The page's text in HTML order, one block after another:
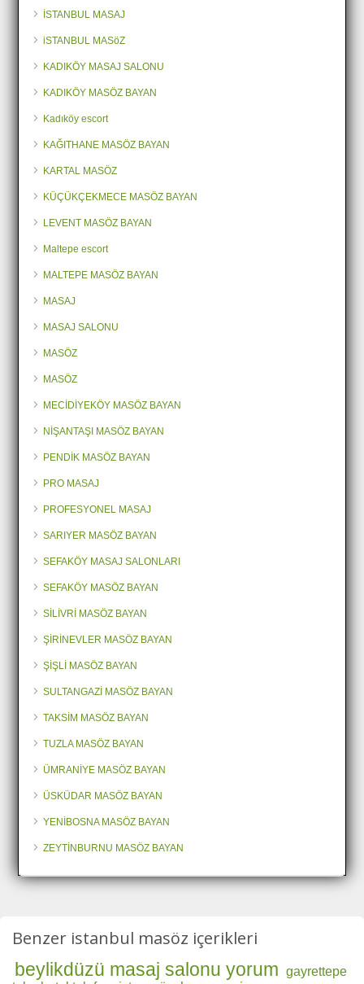
İSTANBUL MASAJ
iSTANBUL MASöZ
KADIKÖY MASAJ SALONU
KADIKÖY MASÖZ BAYAN
Kadıköy escort
KAĞITHANE MASÖZ BAYAN
KARTAL MASÖZ
KÜÇÜKÇEKMECE MASÖZ BAYAN
LEVENT MASÖZ BAYAN
Maltepe escort
MALTEPE MASÖZ BAYAN
MASAJ
MASAJ SALONU
MASÖZ
MASÖZ
MECİDİYEKÖY MASÖZ BAYAN
NİŞANTAŞI MASÖZ BAYAN
PENDİK MASÖZ BAYAN
PRO MASAJ
PROFESYONEL MASAJ
SARIYER MASÖZ BAYAN
SEFAKÖY MASAJ SALONLARI
SEFAKÖY MASÖZ BAYAN
SİLİVRİ MASÖZ BAYAN
ŞİRİNEVLER MASÖZ BAYAN
ŞİŞLİ MASÖZ BAYAN
SULTANGAZİ MASÖZ BAYAN
TAKSİM MASÖZ BAYAN
TUZLA MASÖZ BAYAN
ÜMRANİYE MASÖZ BAYAN
ÜSKÜDAR MASÖZ BAYAN
YENİBOSNA MASÖZ BAYAN
ZEYTİNBURNU MASÖZ BAYAN
Benzer istanbul masöz içerikleri
beylikdüzü masaj salonu yorum gayrettepe